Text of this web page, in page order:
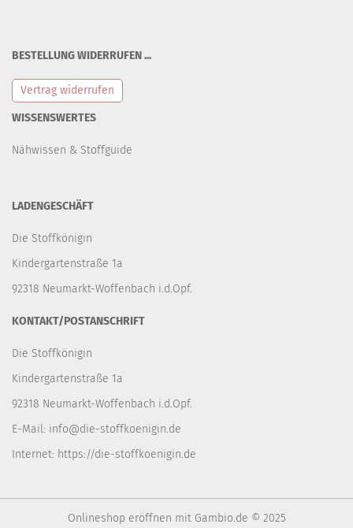
BESTELLUNG WIDERRUFEN ...
Vertrag widerrufen
WISSENSWERTES
Nähwissen & Stoffguide
LADENGESCHÄFT
Die Stoffkönigin
Kindergartenstraße 1a
92318 Neumarkt-Woffenbach i.d.Opf.
KONTAKT/POSTANSCHRIFT
Die Stoffkönigin
Kindergartenstraße 1a
92318 Neumarkt-Woffenbach i.d.Opf.
E-Mail: info@die-stoffkoenigin.de
Internet: https://die-stoffkoenigin.de
Onlineshop eröffnen mit Gambio.de © 2025